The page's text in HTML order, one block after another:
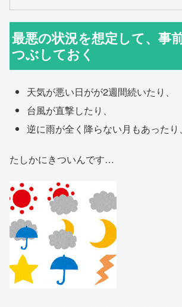
最悪の状況を想定して、事
つぶしておく
天気が悪い日がが2週間続いたり、
台風が直撃したり、
逆に雨が全く降らない月もあったり、
たしかにきついんです…